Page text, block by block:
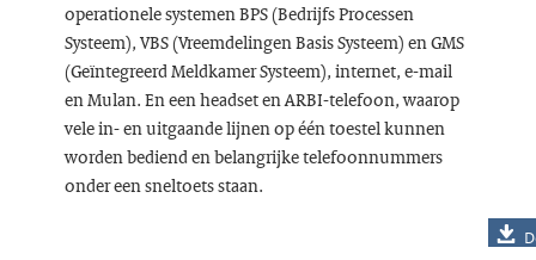
operationele systemen BPS (Bedrijfs Processen
Systeem), VBS (Vreemdelingen Basis Systeem) en GMS
(Geïntegreerd Meldkamer Systeem), internet, e-mail
en Mulan. En een headset en ARBI-telefoon, waarop
vele in- en uitgaande lijnen op één toestel kunnen
worden bediend en belangrijke telefoonnummers
onder een sneltoets staan.